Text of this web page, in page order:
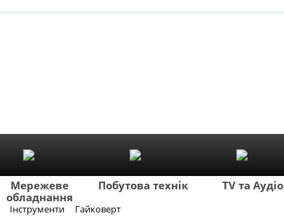
Мережеве
обладнання
Побутова техніка TV та Аудіо
Інструменти Гайковерт